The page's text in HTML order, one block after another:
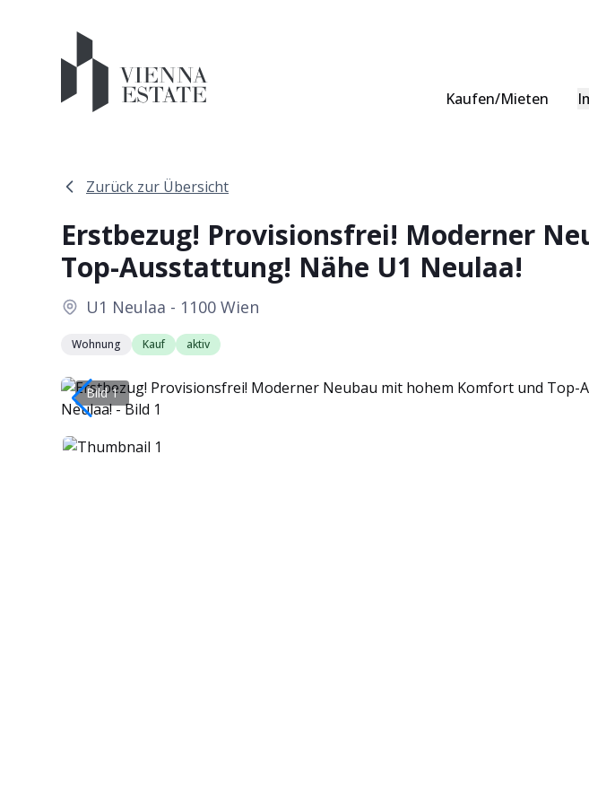
Kaufen/Mieten
Wiener
Zurück zur Übersicht
Erstbezug! Provisionsfrei! Moderner
Top-Ausstattung! Nähe U1 Neulaa!
U1 Neulaa - 1100 Wien
Wohnung Kauf aktiv
Bild 1